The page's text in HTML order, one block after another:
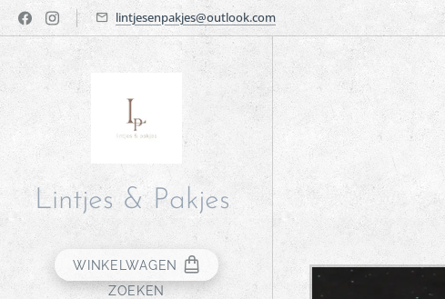
lintjesenpakjes@outlook.com
Lintjes & Pakjes
WINKELWAGEN
ZOEKEN